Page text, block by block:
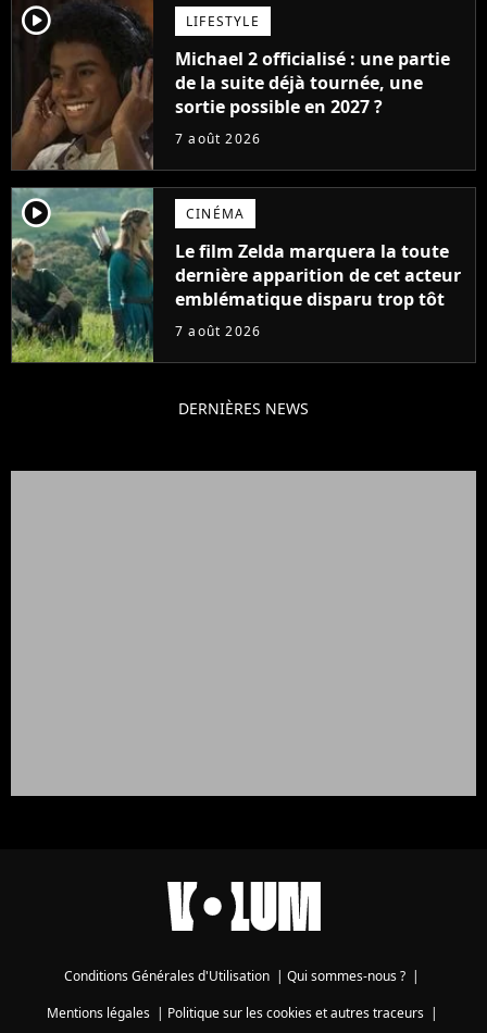
player2 LIFESTYLE
Michael 2 officialisé : une partie
de la suite déjà tournée, une
sortie possible en 2027 ?
7 août 2026
player2 CINÉMA
Le film Zelda marquera la toute
dernière apparition de cet acteur
emblématique disparu trop tôt
7 août 2026
DERNIÈRES NEWS
Conditions Générales d'Utilisation | Qui sommes-nous ? |
Mentions légales| Politique sur les cookies et autres traceurs|